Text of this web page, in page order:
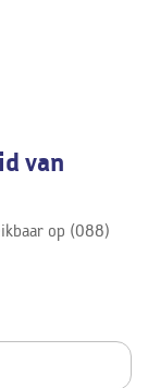
van
op (088)